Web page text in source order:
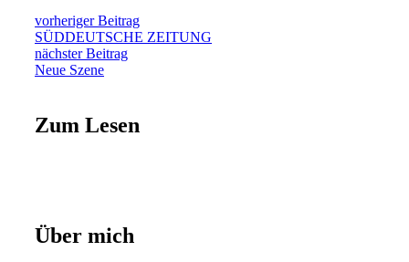
vorheriger Beitrag
SÜDDEUTSCHE ZEITUNG
nächster Beitrag
Neue Szene
Zum Lesen
Über mich